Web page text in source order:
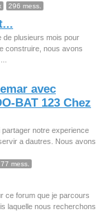
296 mess.
de plusieurs mois pour
construire, nous avons
avec
BAT 123 Chez
notre experience
a dautres. Nous avons
77 mess.
ce forum que je parcours
laquelle nous recherchons